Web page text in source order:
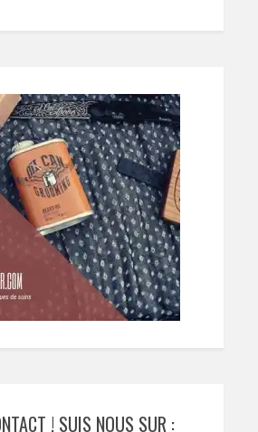
! SUIS NOUS SUR :